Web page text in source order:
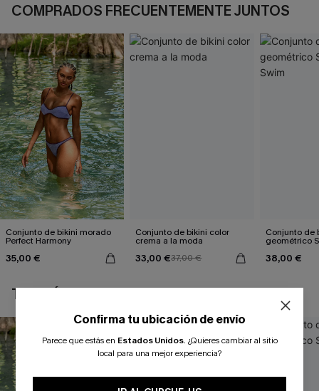
COMPRADOS FRECUENTEMENTE JUNTOS
Conjunto de bikini morado
Perfect Harmony
35,00 €
Conjunto de bikini color
crema a la moda
33,00 €37,00 €
Conjunto de
geométrico
38,00 €
TAMBIÉN TE PUEDE GUSTAR
Confirma tu ubicación de envío
Parece que estás en Estados Unidos. ¿Quieres cambiar al sitio
local para una mejor experiencia?